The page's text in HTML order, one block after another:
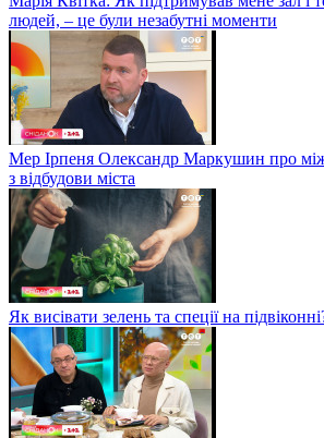
людей, – це були незабутні моменти
Мер Ірпеня Олександр Маркушин про
з відбудови міста
Як висівати зелень та спеції на